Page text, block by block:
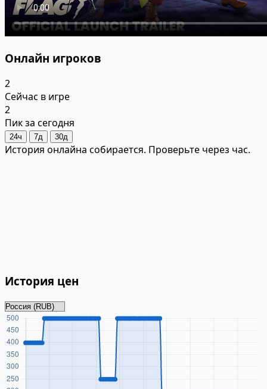
Онлайн игроков
2
Сейчас в игре
2
Пик за сегодня
24ч 7д 30д
История онлайна собирается. Проверьте через час.
История цен